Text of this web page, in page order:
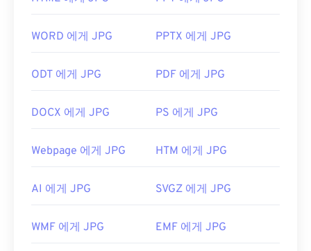
료 프로그램으로HDR Darkroom,PhotoFiltre
macOS에서는 Apple Aperture를사용해 보세요.
최초 출시: 2004
JPG 파일을 인식하고 열 수 있습니다. JPG 파일을 두
택하여 파일을 열려면 마우스 오른쪽 버튼을 클릭하
JPG 파일은Chrome
과 같은 인기 웹 브라우저,
Apple Preview
와 같은 Mac OS 애플리케이션에서
면이미지 크기 조정
도구를 사용하세요.
WORD 에게 JPG PPTX 에게 JPG
ODT 에게 JPG PDF 에게 JPG
DOCX 에게 JPG PS 에게 JPG
Webpage 에게 JPG HTM 에게 JPG
AI 에게 JPG SVGZ 에게 JPG
WMF 에게 JPG EMF 에게 JPG